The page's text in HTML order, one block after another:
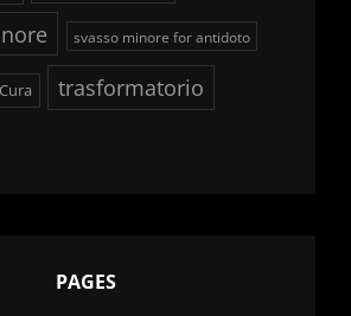
svasso minore for antidoto
trasformatorio
PAGES